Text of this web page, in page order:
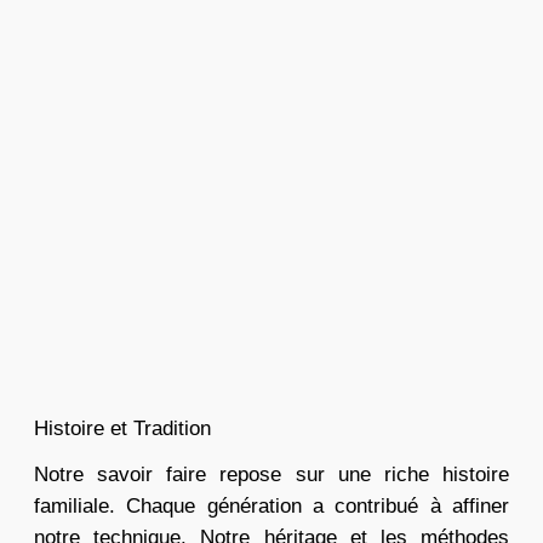
Histoire et Tradition
Notre savoir faire repose sur une riche histoire
familiale. Chaque génération a contribué à affiner
notre technique. Notre héritage et les méthodes